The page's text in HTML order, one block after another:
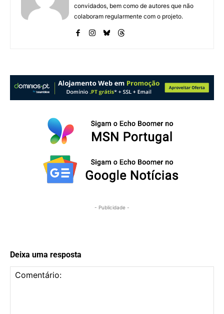
convidados, bem como de autores que não
colaboram regularmente com o projeto.
- Publicidade -
Deixa uma resposta